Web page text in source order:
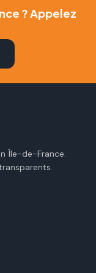
? Appelez
Île-de-France.